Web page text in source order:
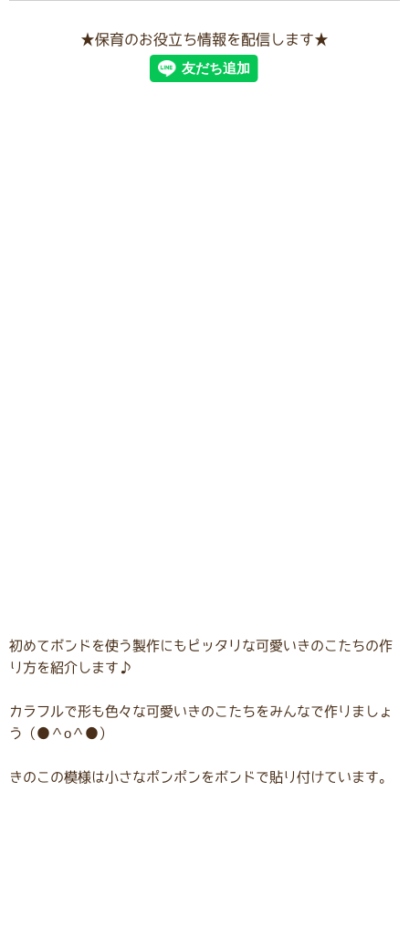
★保育のお役立ち情報を配信します★
初めてボンドを使う製作にもピッタリな可愛いきのこたちの作
り方を紹介します♪
カラフルで形も色々な可愛いきのこたちをみんなで作りましょ
う（●＾o＾●）
きのこの模様は小さなポンポンをボンドで貼り付けています。